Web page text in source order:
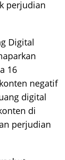
perjudian
Digital
16
negatif
digital
di
perjudian